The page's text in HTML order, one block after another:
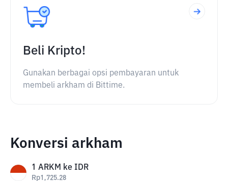
Beli Kripto!
Gunakan berbagai opsi pembayaran untuk
membeli arkham di Bittime.
Konversi arkham
1 ARKM ke IDR
Rp1,725.28